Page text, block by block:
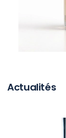
Actualités